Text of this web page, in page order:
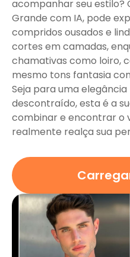
acompanhar seu estilo?
Grande com IA, pode
compridos ousados e
cortes em camadas,
chamativas como loiro,
mesmo tons fantasia
Seja para uma
descontraído, esta é a
combinar e encontrar o
realmente realça sua